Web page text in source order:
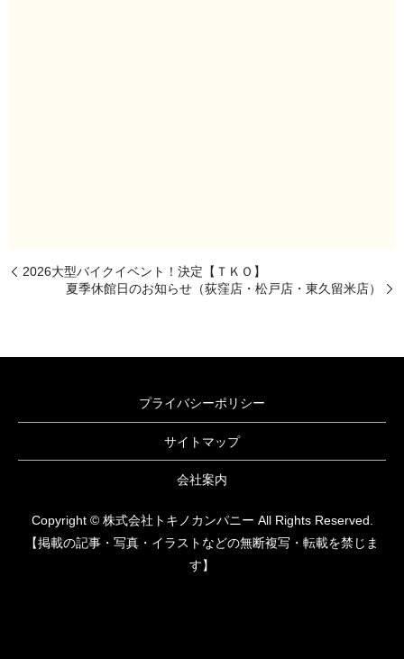
2026大型バイクイベント！決定【ＴＫＯ】
夏季休館日のお知らせ（荻窪店・松戸店・東久留米店）
プライバシーポリシー
サイトマップ
会社案内
Copyright © 株式会社トキノカンパニー All Rights Reserved.
【掲載の記事・写真・イラストなどの無断複写・転載を禁じま
す】